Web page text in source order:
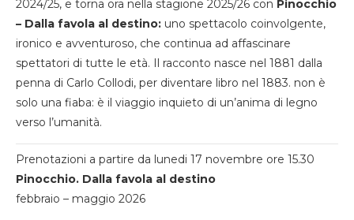
2024/25, e torna ora nella stagione 2025/26 con Pinocchio
– Dalla favola al destino: uno spettacolo coinvolgente,
ironico e avventuroso, che continua ad affascinare
spettatori di tutte le età. Il racconto nasce nel 1881 dalla
penna di Carlo Collodi, per diventare libro nel 1883. non è
solo una fiaba: è il viaggio inquieto di un’anima di legno
verso l’umanità.
Prenotazioni a partire da lunedi 17 novembre ore 15.30
Pinocchio. Dalla favola al destino
febbraio – maggio 2026